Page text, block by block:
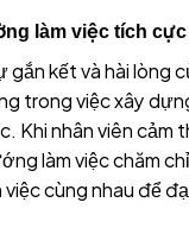
làm việc tích cực
gắn kết và hài lòng
trong việc xây
Khi nhân viên cảm
làm việc chăm
việc cùng nhau để